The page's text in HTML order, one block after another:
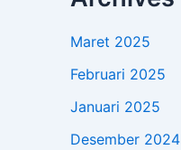
Maret 2025
Februari 2025
Januari 2025
Desember 2024